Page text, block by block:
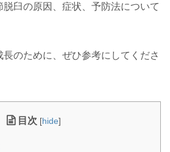
脱臼の原因、症状、予防法について
のために、ぜひ参考にしてくださ
目次 [hide]